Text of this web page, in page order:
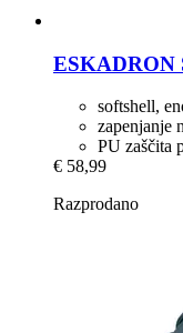
ESKADRON
softshell,
zapenjanje
PU zaščita
€ 58,99
Razprodano